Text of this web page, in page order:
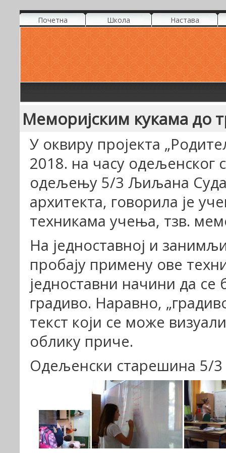
Почетна Школа Настава
Меморијским кукама до
У оквиру пројекта
2018. на часу одељенског
одељењу 5/3 Љиљана
архитекта, говорила је
техникама учења, тзв.
На једноставној и
пробају примену ове
једноставни начини да се
градиво. Наравно,
текст који се може
облику приче.
Одељенски старешина 5/